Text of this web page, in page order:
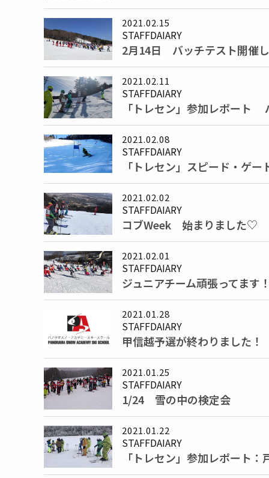
2021.02.15
STAFFDAIARY
2月14日 バッチテスト開催し
2021.02.11
STAFFDAIARY
「トレセン」参加レポート
2021.02.08
STAFFDAIARY
「トレセン」スピード・ゲ
2021.02.02
STAFFDAIARY
コブWeek 始まりました♡
2021.02.01
STAFFDAIARY
ジュニアチーム頑張ってます！
2021.01.28
STAFFDAIARY
甲信越予選が終わりました！
2021.01.25
STAFFDAIARY
1/24 雪の中の検定会
2021.01.22
STAFFDAIARY
「トレセン」参加レポート：